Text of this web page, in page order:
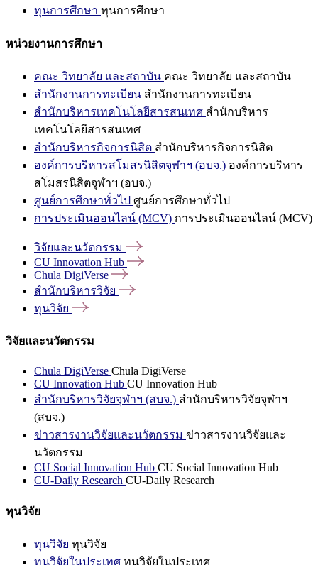
ทุนการศึกษา ทุนการศึกษา
หน่วยงานการศึกษา
คณะ วิทยาลัย และสถาบัน คณะ วิทยาลัย และสถาบัน
สำนักงานการทะเบียน สำนักงานการทะเบียน
สำนักบริหารเทคโนโลยีสารสนเทศ สำนักบริหาร
เทคโนโลยีสารสนเทศ
สำนักบริหารกิจการนิสิต สำนักบริหารกิจการนิสิต
องค์การบริหารสโมสรนิสิตจุฬาฯ (อบจ.) องค์การบริหาร
สโมสรนิสิตจุฬาฯ (อบจ.)
ศูนย์การศึกษาทั่วไป ศูนย์การศึกษาทั่วไป
การประเมินออนไลน์ (MCV) การประเมินออนไลน์ (MCV)
วิจัยและนวัตกรรม
CU Innovation Hub
Chula DigiVerse
สำนักบริหารวิจัย
ทุนวิจัย
วิจัยและนวัตกรรม
Chula DigiVerse Chula DigiVerse
CU Innovation Hub CU Innovation Hub
สำนักบริหารวิจัยจุฬาฯ (สบจ.) สำนักบริหารวิจัยจุฬาฯ
(สบจ.)
ข่าวสารงานวิจัยและนวัตกรรม ข่าวสารงานวิจัยและ
นวัตกรรม
CU Social Innovation Hub CU Social Innovation Hub
CU-Daily Research CU-Daily Research
ทุนวิจัย
ทุนวิจัย ทุนวิจัย
ทุนวิจัยในประเทศ ทุนวิจัยในประเทศ